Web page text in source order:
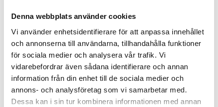
Denna webbplats använder cookies
Vi använder enhetsidentifierare för att anpassa innehållet
och annonserna till användarna, tillhandahålla funktioner
för sociala medier och analysera vår trafik. Vi
vidarebefordrar även sådana identifierare och annan
information från din enhet till de sociala medier och
annons- och analysföretag som vi samarbetar med.
Dessa kan i sin tur kombinera informationen med annan
Auktoriserad Redovisningskonsult
Srf konsulterna AB
STOCKHOLM
Telefon
010-483 80 00